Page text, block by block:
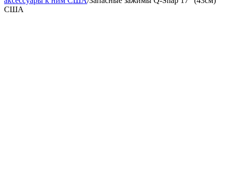
США